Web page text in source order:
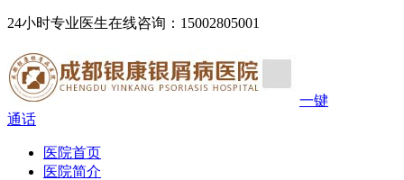
24小时专业医生在线咨询：15002805001
一键
通话
医院首页
医院简介